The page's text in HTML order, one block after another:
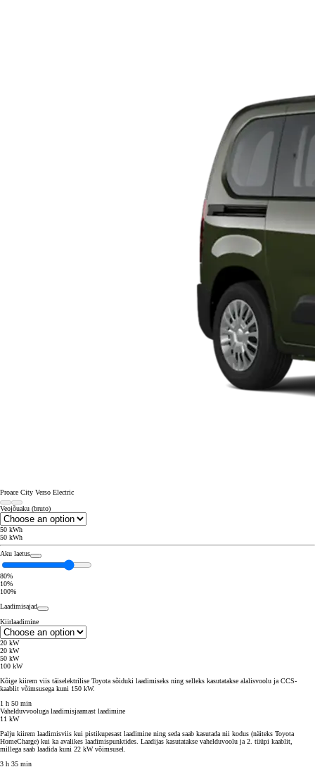
Proace City Verso Electric
Veojõuaku (bruto)
50 kWh
50 kWh
Aku laetus
80%
10%
100%
Laadimisajad
Kiirlaadimine
20 kW
20 kW
50 kW
100 kW
Kõige kiirem viis täiselektrilise Toyota sõiduki laadimiseks ning selleks kasutatakse alalisvoolu ja CCS-
kaablit võimsusega kuni 150 kW.
1 h 50 min
Vahelduvvooluga laadimisjaamast laadimine
11 kW
Palju kiirem laadimisviis kui pistikupesast laadimine ning seda saab kasutada nii kodus (näiteks Toyota
HomeCharge) kui ka avalikes laadimispunktides. Laadijas kasutatakse vahelduvoolu ja 2. tüüpi kaablit,
millega saab laadida kuni 22 kW võimsusel.
3 h 35 min